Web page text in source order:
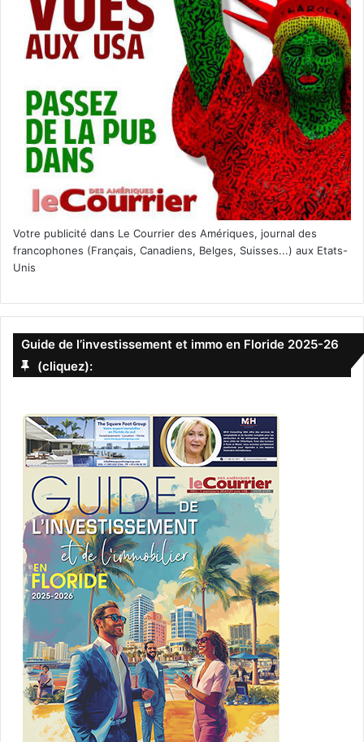
Votre publicité dans Le Courrier des Amériques, journal des
francophones (Français, Canadiens, Belges, Suisses...) aux Etats-
Unis
Guide de l’investissement et immo en Floride 2025-26
(cliquez):